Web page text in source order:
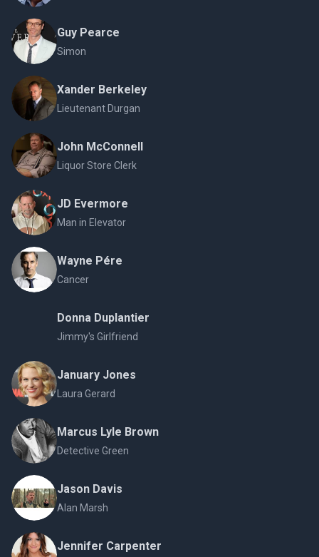
Guy Pearce
Simon
Xander Berkeley
Lieutenant Durgan
John McConnell
Liquor Store Clerk
JD Evermore
Man in Elevator
Wayne Pére
Cancer
Donna Duplantier
Jimmy's Girlfriend
January Jones
Laura Gerard
Marcus Lyle Brown
Detective Green
Jason Davis
Alan Marsh
Jennifer Carpenter